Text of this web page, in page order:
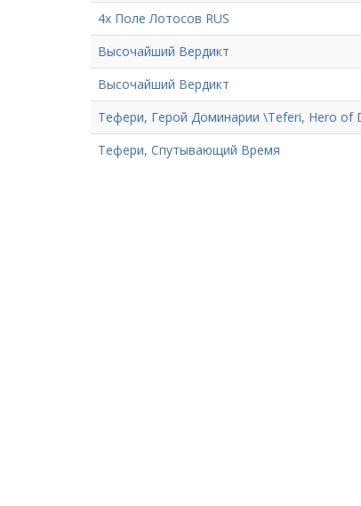
4x Поле Лотосов RUS
Высочайший Вердикт
Высочайший Вердикт
Тефери, Герой Доминарии \Teferi, Hero of
Тефери, Спутывающий Время